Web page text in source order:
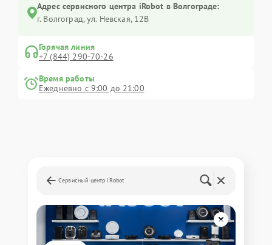
Адрес сервисного центра iRobot в Волгограде:
г. Волгоград, ул. Невская, 12В
Горячая линия
+7 (844) 290-70-26
Время работы
Ежедневно с 9:00 до 21:00
Сервисный центр iRobot